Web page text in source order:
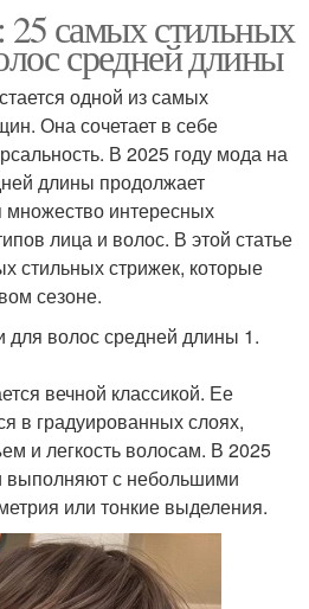
самых стильных
средней длины
одной из самых
Она сочетает в себе
В 2025 году мода на
длины продолжает
множество интересных
лица и волос. В этой статье
стильных стрижек, которые
сезоне.
для волос средней длины 1.
вечной классикой. Ее
в градуированных слоях,
и легкость волосам. В 2025
выполняют с небольшими
или тонкие выделения.